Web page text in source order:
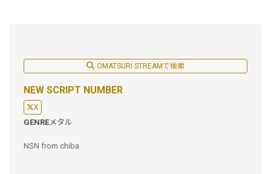
OMATSURI STREAMで検索
NEW SCRIPT NUMBER
X
GENRE メタル
NSN from chiba